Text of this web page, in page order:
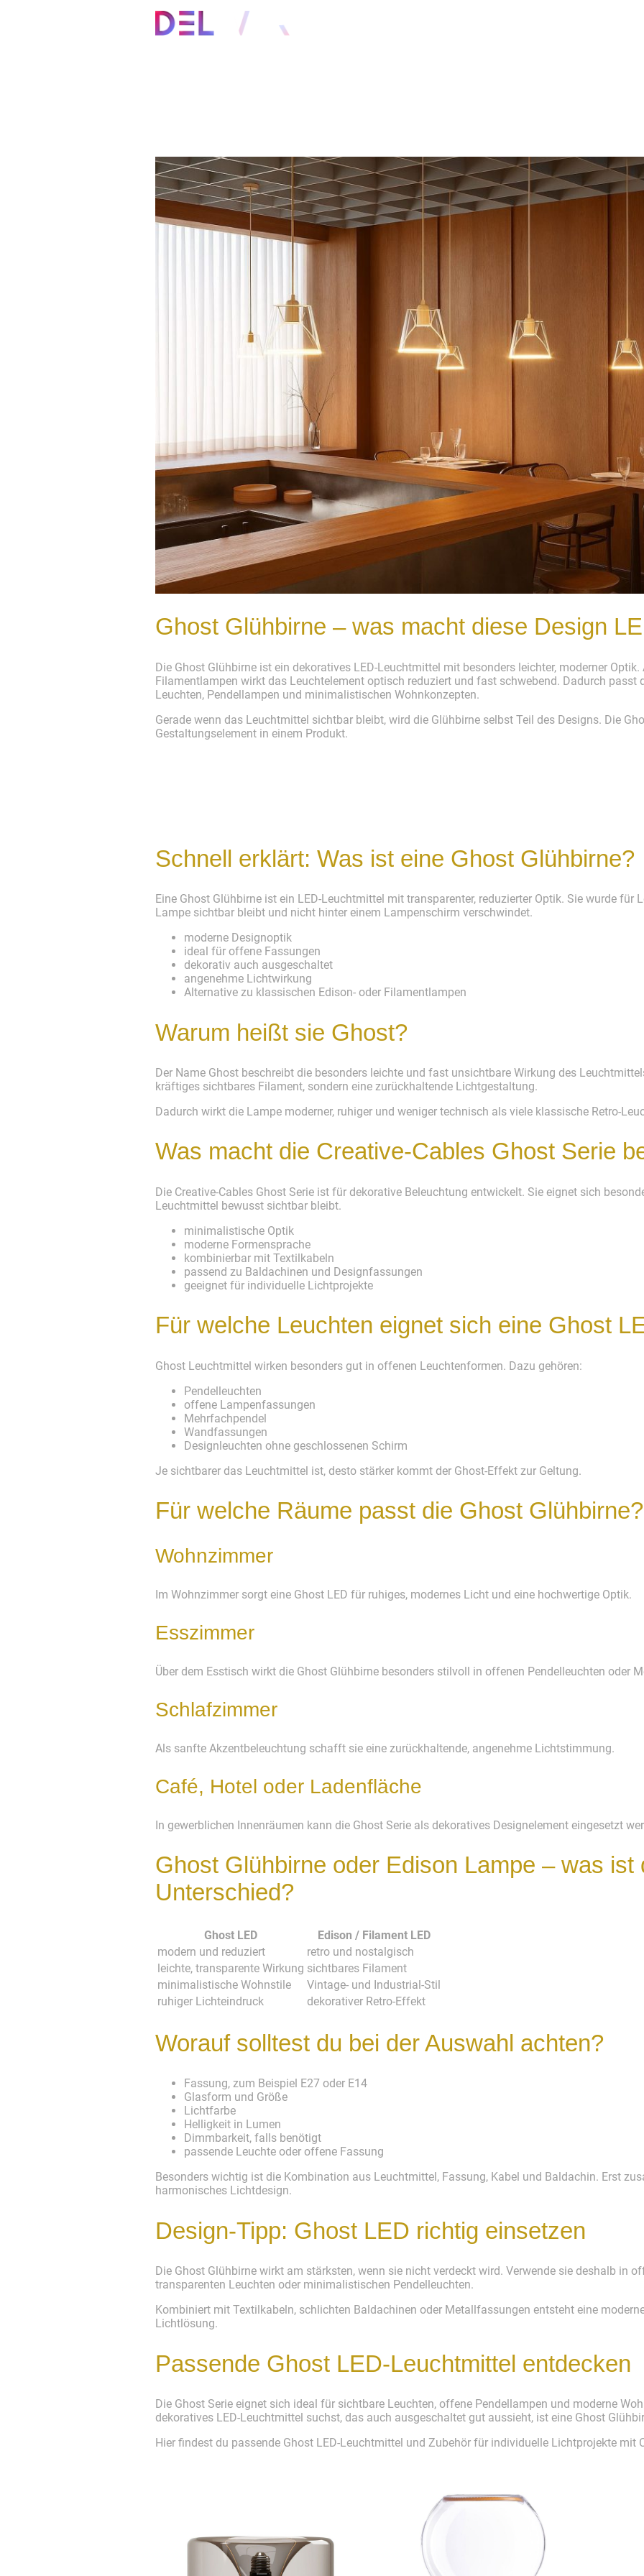
Ghost Glühbirne – was macht diese Design
Die Ghost Glühbirne ist ein dekoratives LED-Leuchtmittel mit besonders leichter, moderner
Filamentlampen wirkt das Leuchtelement optisch reduziert und fast schwebend. Dadurch passt
Leuchten, Pendellampen und minimalistischen Wohnkonzepten.
Gerade wenn das Leuchtmittel sichtbar bleibt, wird die Glühbirne selbst Teil des Designs. Die
Gestaltungselement in einem Produkt.
Schnell erklärt: Was ist eine Ghost Glühbirne?
Eine Ghost Glühbirne ist ein LED-Leuchtmittel mit transparenter, reduzierter Optik. Sie wurde für
Lampe sichtbar bleibt und nicht hinter einem Lampenschirm verschwindet.
moderne Designoptik
ideal für offene Fassungen
dekorativ auch ausgeschaltet
angenehme Lichtwirkung
Alternative zu klassischen Edison- oder Filamentlampen
Warum heißt sie Ghost?
Der Name Ghost beschreibt die besonders leichte und fast unsichtbare Wirkung des
kräftiges sichtbares Filament, sondern eine zurückhaltende Lichtgestaltung.
Dadurch wirkt die Lampe moderner, ruhiger und weniger technisch als viele klassische Retro-
Was macht die Creative-Cables Ghost Serie
Die Creative-Cables Ghost Serie ist für dekorative Beleuchtung entwickelt. Sie eignet sich
Leuchtmittel bewusst sichtbar bleibt.
minimalistische Optik
moderne Formensprache
kombinierbar mit Textilkabeln
passend zu Baldachinen und Designfassungen
geeignet für individuelle Lichtprojekte
Für welche Leuchten eignet sich eine Ghost
Ghost Leuchtmittel wirken besonders gut in offenen Leuchtenformen. Dazu gehören:
Pendelleuchten
offene Lampenfassungen
Mehrfachpendel
Wandfassungen
Designleuchten ohne geschlossenen Schirm
Je sichtbarer das Leuchtmittel ist, desto stärker kommt der Ghost-Effekt zur Geltung.
Für welche Räume passt die Ghost Glühbirne?
Wohnzimmer
Im Wohnzimmer sorgt eine Ghost LED für ruhiges, modernes Licht und eine hochwertige Optik.
Esszimmer
Über dem Esstisch wirkt die Ghost Glühbirne besonders stilvoll in offenen Pendelleuchten oder
Schlafzimmer
Als sanfte Akzentbeleuchtung schafft sie eine zurückhaltende, angenehme Lichtstimmung.
Café, Hotel oder Ladenfläche
In gewerblichen Innenräumen kann die Ghost Serie als dekoratives Designelement eingesetzt
Ghost Glühbirne oder Edison Lampe – was ist
Unterschied?
Ghost LED
Edison / Filament LED
modern und reduziert
retro und nostalgisch
leichte, transparente Wirkung sichtbares Filament
minimalistische Wohnstile
Vintage- und Industrial-Stil
ruhiger Lichteindruck
dekorativer Retro-Effekt
Worauf solltest du bei der Auswahl achten?
Fassung, zum Beispiel E27 oder E14
Glasform und Größe
Lichtfarbe
Helligkeit in Lumen
Dimmbarkeit, falls benötigt
passende Leuchte oder offene Fassung
Besonders wichtig ist die Kombination aus Leuchtmittel, Fassung, Kabel und Baldachin. Erst
harmonisches Lichtdesign.
Design-Tipp: Ghost LED richtig einsetzen
Die Ghost Glühbirne wirkt am stärksten, wenn sie nicht verdeckt wird. Verwende sie deshalb in
transparenten Leuchten oder minimalistischen Pendelleuchten.
Kombiniert mit Textilkabeln, schlichten Baldachinen oder Metallfassungen entsteht eine
Lichtlösung.
Passende Ghost LED-Leuchtmittel entdecken
Die Ghost Serie eignet sich ideal für sichtbare Leuchten, offene Pendellampen und moderne
dekoratives LED-Leuchtmittel suchst, das auch ausgeschaltet gut aussieht, ist eine Ghost
Hier findest du passende Ghost LED-Leuchtmittel und Zubehör für individuelle Lichtprojekte mit